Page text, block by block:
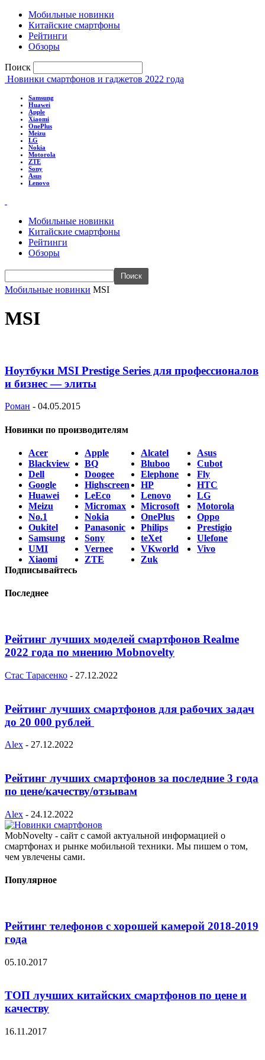
Мобильные новинки
Китайские смартфоны
Рейтинги
Обзоры
Поиск
Новинки смартфонов и гаджетов 2022 года
Samsung
Huawei
Apple
Xiaomi
OnePlus
Meizu
LG
Nokia
Motorola
ZTE
Sony
Asus
Lenovo
Мобильные новинки
Китайские смартфоны
Рейтинги
Обзоры
Мобильные новинки MSI
MSI
Ноутбуки MSI Prestige Series для профессионалов
и бизнес — элиты
Роман - 04.05.2015
Новинки по производителям
Acer Apple Alcatel
Asus
Blackview
BQ Bluboo
Cubot
Dell
Doogee Elephone
Fly
Google
Highscreen HP
HTC
Huawei
LeEco Lenovo
LG
Meizu
Micromax Microsoft
Motorola
No.1
Nokia OnePlus
Oppo
Oukitel
Panasonic Philips
Prestigio
Samsung
Sony teXet
Ulefone
UMI
Vernee VKworld
Vivo
Xiaomi
ZTE
Zuk
Подписывайтесь
Последнее
Рейтинг лучших моделей смартфонов Realme
2022 года по мнению Mobnovelty
Стас Тарасенко - 27.12.2022
Рейтинг лучших смартфонов для рабочих задач
до 20 000 рублей
Alex - 27.12.2022
Рейтинг лучших смартфонов за последние 3 года
по цене/качеству/отзывам
Alex - 24.12.2022
MobNovelty - сайт с самой актуальной информацией о
смартфонах и рынке мобильной техники. Мы пишем о том,
чем увлечены сами.
Популярное
Рейтинг телефонов с хорошей камерой 2018-2019
года
05.10.2017
ТОП лучших китайских смартфонов по цене и
качеству
16.11.2017